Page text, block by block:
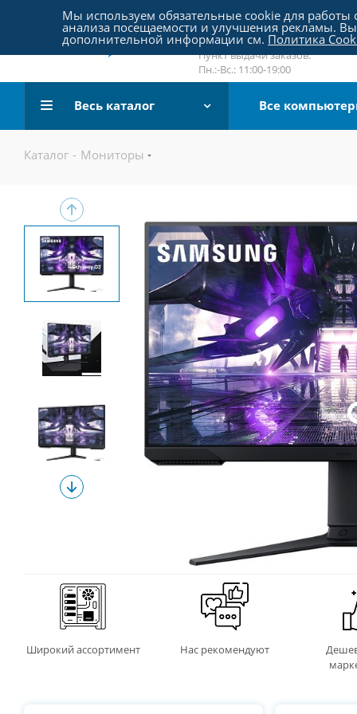
Пятницкое шоссе 18, пав. 267
email:sale@pc-arena.ru
Пн.:-Вс.: 10:00-20:00
Пункт выдачи заказов:
Пн.:-Вс.: 11:00-19:00
Весь каталог Все
Каталог - Мониторы
Широкий ассортимент Нас рекомендуют
Мы используем обязательные cookie для работы
анализа посещаемости и улучшения рекламы.
дополнительной информации см. Политика